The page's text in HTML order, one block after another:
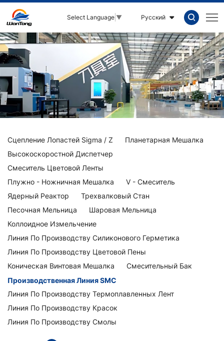
Select Language ▼ Русский
Производственная
линия
SMC
Сцепление Лопастей Sigma / Z
Планетарная Мешалка
Высокоскоростной Диспетчер
Смеситель Цветовой Ленты
Плужно - Ножничная Мешалка
V - Смеситель
Ядерный Реактор
Трехвалковый Стан
Песочная Мельница
Шаровая Мельница
Коллоидное Измельчение
Линия По Производству Силиконового Герметика
Линия По Производству Цветовой Пены
Коническая Винтовая Мешалка
Смесительный Бак
Производственная Линия SMC
Линия По Производству Термоплавленных Лент
Линия По Производству Красок
Линия По Производству Смолы